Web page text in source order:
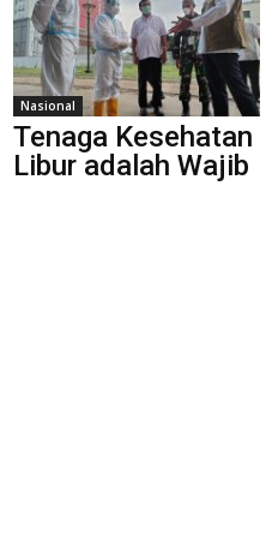
Nasional
Tenaga Kesehatan
Libur adalah Wajib